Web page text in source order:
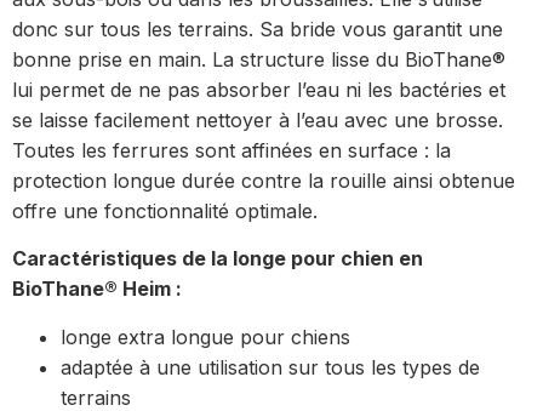
donc sur tous les terrains. Sa bride vous garantit une
bonne prise en main. La structure lisse du BioThane®
lui permet de ne pas absorber l’eau ni les bactéries et
se laisse facilement nettoyer à l’eau avec une brosse.
Toutes les ferrures sont affinées en surface : la
protection longue durée contre la rouille ainsi obtenue
offre une fonctionnalité optimale.
Caractéristiques de la longe pour chien en
BioThane® Heim :
longe extra longue pour chiens
adaptée à une utilisation sur tous les types de
terrains